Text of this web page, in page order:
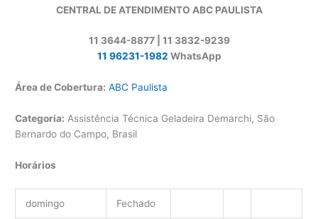
CENTRAL DE ATENDIMENTO ABC PAULISTA
11 3644-8877 | 11 3832-9239
11 96231-1982 WhatsApp
Área de Cobertura: ABC Paulista
Categoria: Assistência Técnica Geladeira Demarchi, São
Bernardo do Campo, Brasil
Horários
domingo Fechado